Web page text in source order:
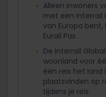
Alleen inwoners
met een Interrail
van Europa
Eurail Pas.
De Interrail
woonland voor
één reis het land
plaatsvinden op
tijdens je reis.